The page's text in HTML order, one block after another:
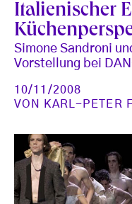
Italienischer
Simone Sandroni
Vorstellung bei
10/11/2008
VON
KARL-PETER